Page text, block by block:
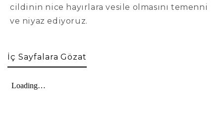
cildinin nice hayırlara vesile olmasını temenni
ve niyaz ediyoruz.
İç Sayfalara Gözat